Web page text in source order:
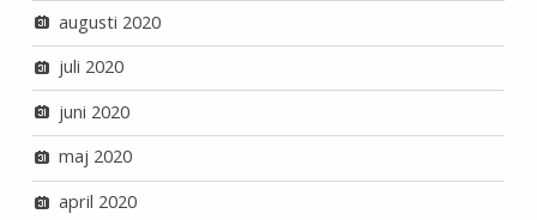
augusti 2020
juli 2020
juni 2020
maj 2020
april 2020